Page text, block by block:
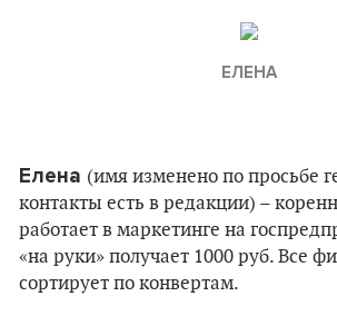
ЕЛЕНА
Елена (имя изменено по просьбе
контакты есть в редакции) –
работает в маркетинге на
«на руки» получает 1000 руб. Все
сортирует по конвертам.